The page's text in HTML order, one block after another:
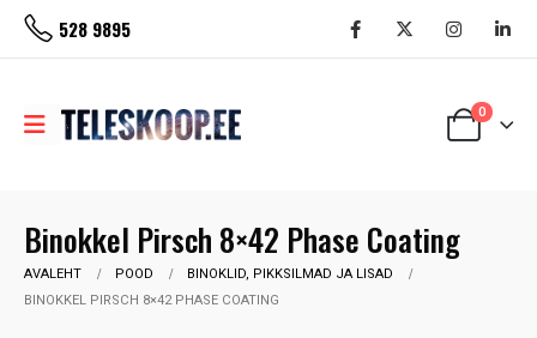
528 9895
0
Binokkel Pirsch 8×42 Phase Coating
AVALEHT POOD
BINOKLID, PIKKSILMAD JA LISAD
BINOKKEL PIRSCH 8×42 PHASE COATING